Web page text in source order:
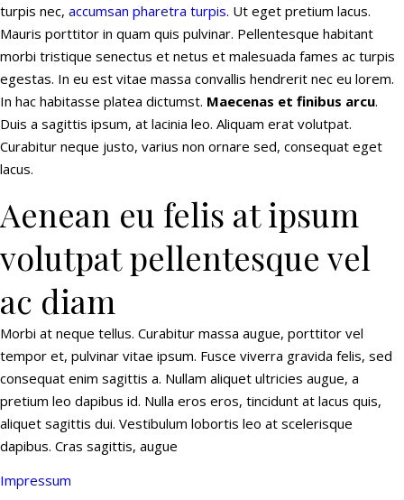
turpis nec, accumsan pharetra turpis. Ut eget pretium lacus.
Mauris porttitor in quam quis pulvinar. Pellentesque habitant
morbi tristique senectus et netus et malesuada fames ac turpis
egestas. In eu est vitae massa convallis hendrerit nec eu lorem.
In hac habitasse platea dictumst. Maecenas et finibus arcu.
Duis a sagittis ipsum, at lacinia leo. Aliquam erat volutpat.
Curabitur neque justo, varius non ornare sed, consequat eget
lacus.
Aenean eu felis at ipsum
volutpat pellentesque vel
ac diam
Morbi at neque tellus. Curabitur massa augue, porttitor vel
tempor et, pulvinar vitae ipsum. Fusce viverra gravida felis, sed
consequat enim sagittis a. Nullam aliquet ultricies augue, a
pretium leo dapibus id. Nulla eros eros, tincidunt at lacus quis,
aliquet sagittis dui. Vestibulum lobortis leo at scelerisque
dapibus. Cras sagittis, augue
Impressum